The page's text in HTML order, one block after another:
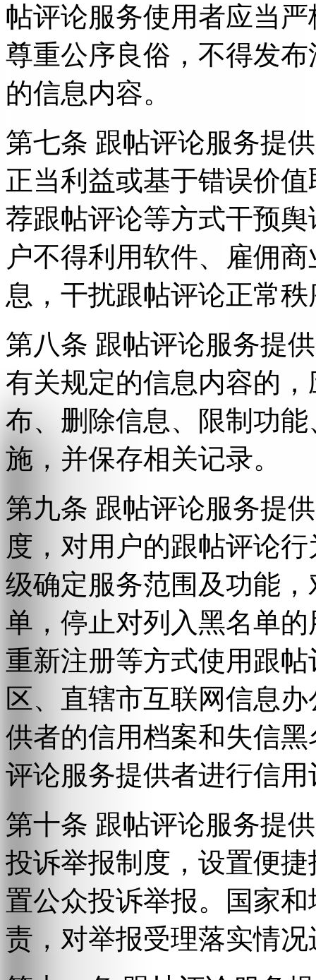
帖评论服务使用者应当
尊重公序良俗，不得发
的信息内容。
第七条 跟帖评论服务提
正当利益或基于错误价
荐跟帖评论等方式干预
户不得利用软件、雇佣
息，干扰跟帖评论正常
第八条 跟帖评论服务提
有关规定的信息内容的
布、删除信息、限制功
施，并保存相关记录。
第九条 跟帖评论服务提
度，对用户的跟帖评论
级确定服务范围及功能
单，停止对列入黑名单
重新注册等方式使用跟
区、直辖市互联网信息
供者的信用档案和失信
评论服务提供者进行信用
第十条 跟帖评论服务提
投诉举报制度，设置便
置公众投诉举报。国家
责，对举报受理落实情